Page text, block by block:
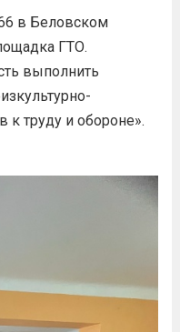
в Беловском
ГТО.
выполнить
к труду и обороне».